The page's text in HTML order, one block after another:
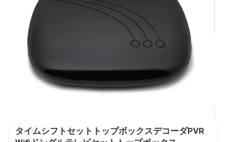
タイムシフトセットトップボックスデコーダPVR